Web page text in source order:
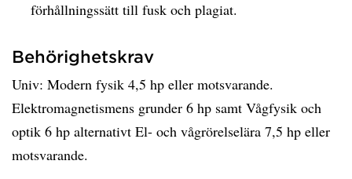
förhållningssätt till fusk och plagiat.
Behörighetskrav
Univ: Modern fysik 4,5 hp eller motsvarande.
Elektromagnetismens grunder 6 hp samt Vågfysik och
optik 6 hp alternativt El- och vågrörelselära 7,5 hp eller
motsvarande.